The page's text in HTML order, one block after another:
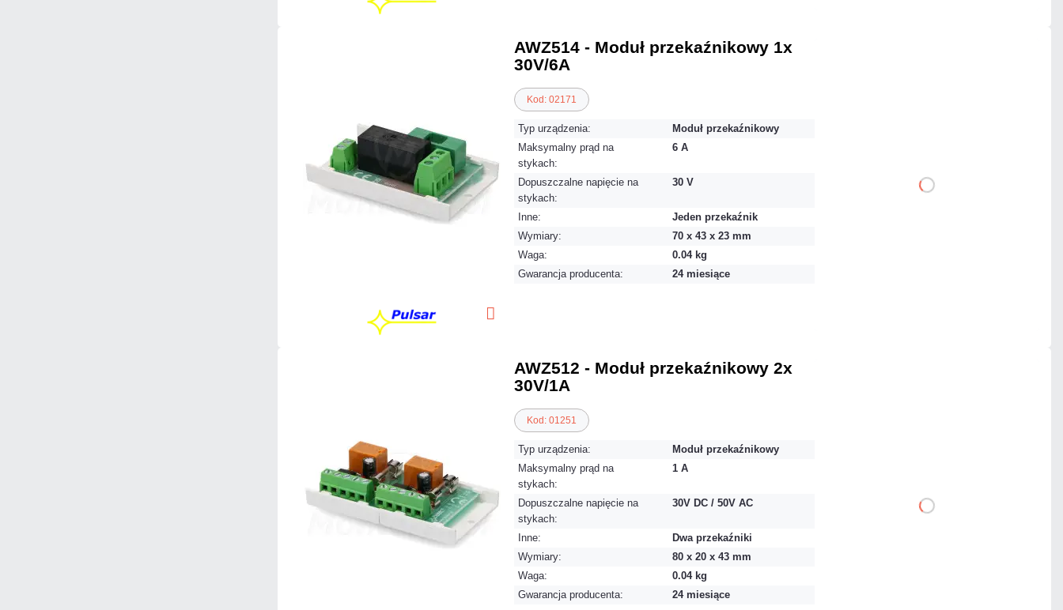
AWZ514 - Moduł przekaźnikowy 1x
30V/6A
Kod: 02171
Typ urządzenia:
Moduł przekaźnikowy
Maksymalny prąd na
stykach:
6 A
Dopuszczalne napięcie na
stykach:
30 V
Inne:
Jeden przekaźnik
Wymiary:
70 x 43 x 23 mm
Waga:
0.04 kg
Gwarancja producenta:
24 miesiące
DO KOSZYKA
AWZ512 - Moduł przekaźnikowy 2x
30V/1A
Kod: 01251
Typ urządzenia:
Moduł przekaźnikowy
Maksymalny prąd na
stykach:
1 A
Dopuszczalne napięcie na
stykach:
30V DC / 50V AC
Inne:
Dwa przekaźniki
Wymiary:
80 x 20 x 43 mm
Waga:
0.04 kg
Gwarancja producenta:
24 miesiące
DO KOSZYKA